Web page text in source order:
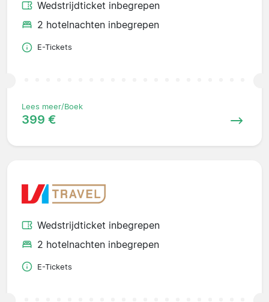
Wedstrijdticket inbegrepen
2 hotelnachten inbegrepen
E-Tickets
Lees meer/Boek
399 €
Wedstrijdticket inbegrepen
2 hotelnachten inbegrepen
E-Tickets